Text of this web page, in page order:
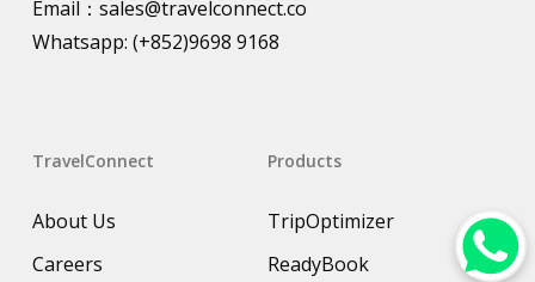
Email： sales@travelconnect.co
Whatsapp: (+852)9698 9168
TravelConnect
About Us
Careers
Products
TripOptimizer
ReadyBook